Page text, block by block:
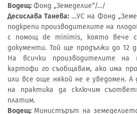
Водещ: Фонд „Земеделие“/…/
Десислава Танева: …УС на Фонд
подкрепи производителите на
с помощ de minimis, която вече
документи. Той ще продължи до 12
На всички производителите на
картофи го съобщавам, ако има
или все още някой не е уведомен. А
на практика да сключим
платим.
Водещ: Министърът на